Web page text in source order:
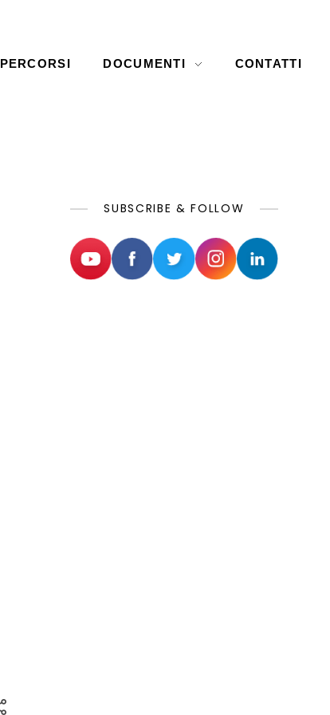
PERCORSI DOCUMENTI CONTATTI
SUBSCRIBE & FOLLOW